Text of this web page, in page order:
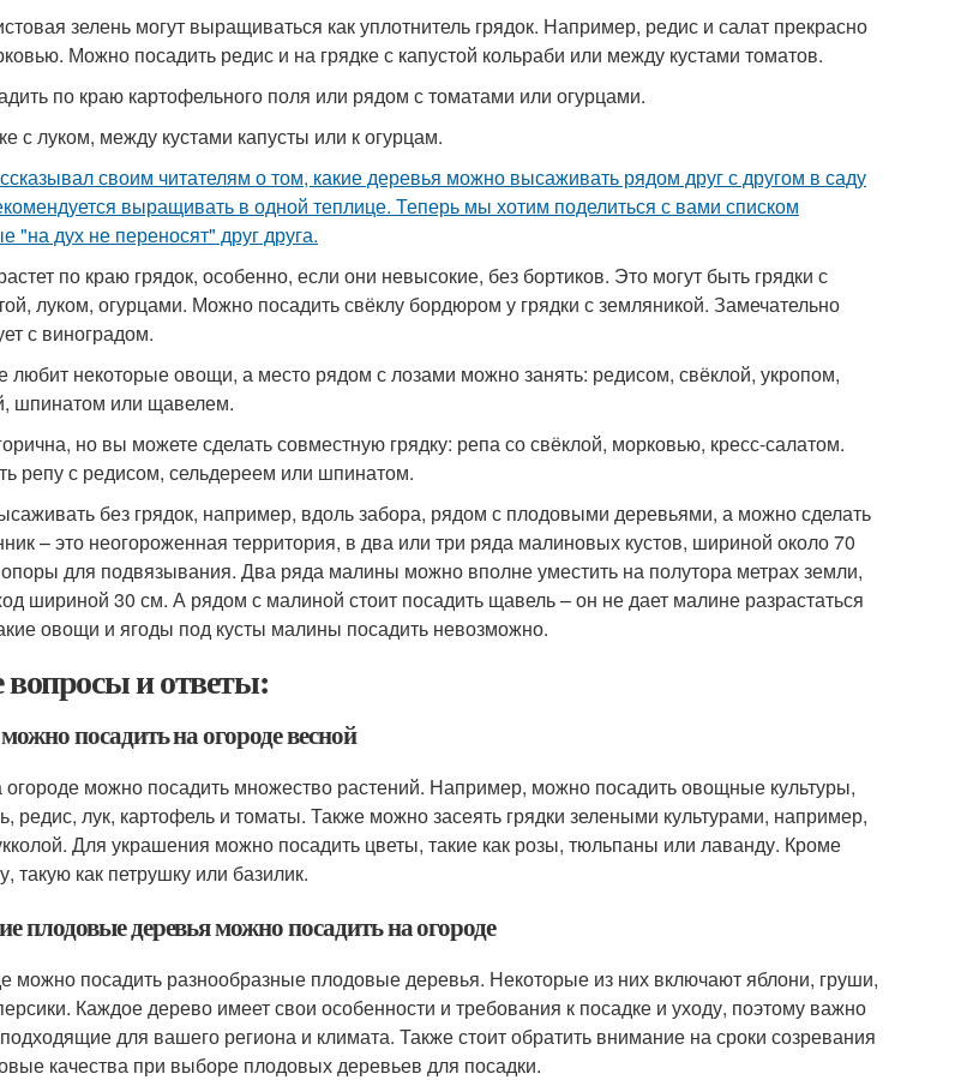
зелень могут выращиваться как уплотнитель грядок. Например, редис и салат прекрасно
Можно посадить редис и на грядке с капустой кольраби или между кустами томатов.
по краю картофельного поля или рядом с томатами или огурцами.
с луком, между кустами капусты или к огурцам.
своим читателям о том, какие деревья можно высаживать рядом друг с другом в саду
выращивать в одной теплице. Теперь мы хотим поделиться с вами списком
"на дух не переносят" друг друга.
по краю грядок, особенно, если они невысокие, без бортиков. Это могут быть грядки с
луком, огурцами. Можно посадить свёклу бордюром у грядки с земляникой. Замечательно
с виноградом.
любит некоторые овощи, а место рядом с лозами можно занять: редисом, свёклой, укропом,
шпинатом или щавелем.
но вы можете сделать совместную грядку: репа со свёклой, морковью, кресс-салатом.
репу с редисом, сельдереем или шпинатом.
без грядок, например, вдоль забора, рядом с плодовыми деревьями, а можно сделать
– это неогороженная территория, в два или три ряда малиновых кустов, шириной около 70
опоры для подвязывания. Два ряда малины можно вполне уместить на полутора метрах земли,
шириной 30 см. А рядом с малиной стоит посадить щавель – он не дает малине разрастаться
овощи и ягоды под кусты малины посадить невозможно.
и ответы:
посадить на огороде весной
огороде можно посадить множество растений. Например, можно посадить овощные культуры,
редис, лук, картофель и томаты. Также можно засеять грядки зелеными культурами, например,
Для украшения можно посадить цветы, такие как розы, тюльпаны или лаванду. Кроме
такую как петрушку или базилик.
плодовые деревья можно посадить на огороде
можно посадить разнообразные плодовые деревья. Некоторые из них включают яблони, груши,
Каждое дерево имеет свои особенности и требования к посадке и уходу, поэтому важно
для вашего региона и климата. Также стоит обратить внимание на сроки созревания
качества при выборе плодовых деревьев для посадки.